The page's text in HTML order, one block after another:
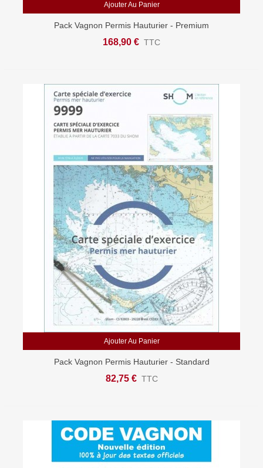
Ajouter Au Panier
Pack Vagnon Permis Hauturier - Premium
168,90 € TTC
Ajouter Au Panier
Pack Vagnon Permis Hauturier - Standard
82,75 € TTC